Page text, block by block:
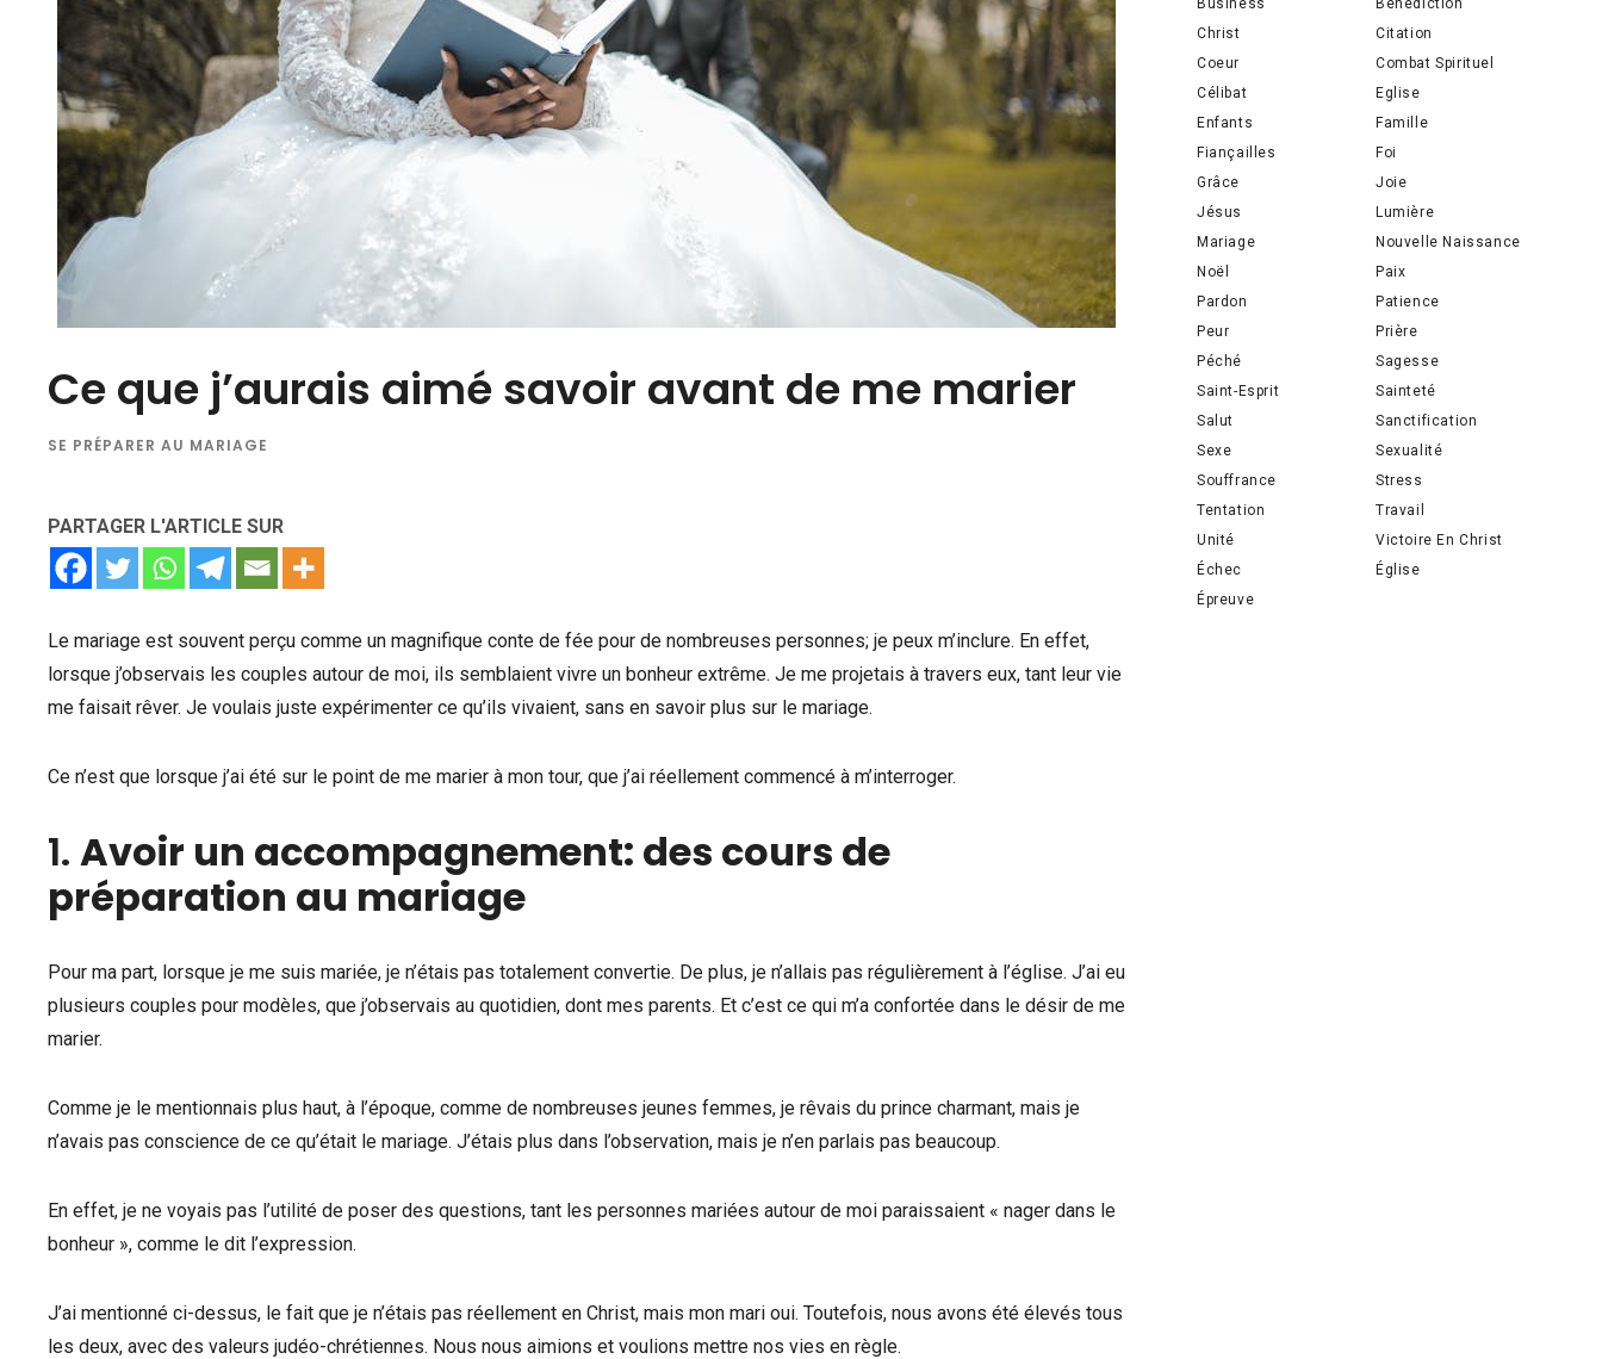
Ce que j’aurais aimé savoir avant de me marier
SE PRÉPARER AU MARIAGE
PARTAGER L'ARTICLE SUR
Le mariage est souvent perçu comme un magnifique conte de fée pour de nombreuses personnes; je peux m’inclure. En effet,
lorsque j’observais les couples autour de moi, ils semblaient vivre un bonheur extrême. Je me projetais à travers eux, tant leur vie
me faisait rêver. Je voulais juste expérimenter ce qu’ils vivaient, sans en savoir plus sur le mariage.
Ce n’est que lorsque j’ai été sur le point de me marier à mon tour, que j’ai réellement commencé à m’interroger.
1. Avoir un accompagnement: des cours de
préparation au mariage
Pour ma part, lorsque je me suis mariée, je n’étais pas totalement convertie. De plus, je n’allais pas régulièrement à l’église. J’ai eu
plusieurs couples pour modèles, que j’observais au quotidien, dont mes parents. Et c’est ce qui m’a confortée dans le désir de me
marier.
Comme je le mentionnais plus haut, à l’époque, comme de nombreuses jeunes femmes, je rêvais du prince charmant, mais je
n’avais pas conscience de ce qu’était le mariage. J’étais plus dans l’observation, mais je n’en parlais pas beaucoup.
En effet, je ne voyais pas l’utilité de poser des questions, tant les personnes mariées autour de moi paraissaient « nager dans le
bonheur », comme le dit l’expression.
J’ai mentionné ci-dessus, le fait que je n’étais pas réellement en Christ, mais mon mari oui. Toutefois, nous avons été élevés tous
les deux, avec des valeurs judéo-chrétiennes. Nous nous aimions et voulions mettre nos vies en règle.
Business
Bénédiction
Christ
Citation
Coeur
Combat Spirituel
Célibat
Eglise
Enfants
Famille
Fiançailles
Foi
Grâce
Joie
Jésus
Lumière
Mariage
Nouvelle Naissance
Noël
Paix
Pardon
Patience
Peur
Prière
Péché
Sagesse
Saint-Esprit
Sainteté
Salut
Sanctification
Sexe
Sexualité
Souffrance
Stress
Tentation
Travail
Unité
Victoire En Christ
Échec
Église
Épreuve